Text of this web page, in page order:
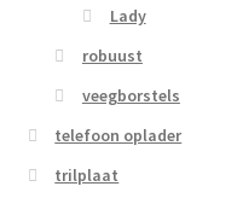
Lady
robuust
veegborstels
telefoon oplader
trilplaat